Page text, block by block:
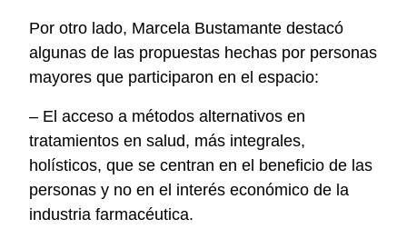
Por otro lado, Marcela Bustamante destacó
algunas de las propuestas hechas por personas
mayores que participaron en el espacio:
– El acceso a métodos alternativos en
tratamientos en salud, más integrales,
holísticos, que se centran en el beneficio de las
personas y no en el interés económico de la
industria farmacéutica.